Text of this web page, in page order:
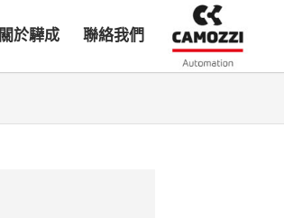
關於驊成 聯絡我們